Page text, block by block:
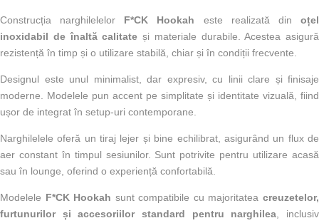
Construcția narghilelelor F*CK Hookah este realizată dinoțel
inoxidabil de înaltă calitate și materiale durabile. Acestea asigură
rezistență în timp și o utilizare stabilă, chiar și în condiții frecvente.
Designul este unul minimalist, dar expresiv, cu linii clare și finisaje
moderne. Modelele pun accent pe simplitate și identitate vizuală, fiind
ușor de integrat în setup-uri contemporane.
Narghilelele oferă un tiraj lejer și bine echilibrat, asigurând un flux de
aer constant în timpul sesiunilor. Sunt potrivite pentru utilizare acasă
sau în lounge, oferind o experiență confortabilă.
Modelele F*CK Hookah sunt compatibile cu majoritateacreuzetelor,
furtunurilor și accesoriilor standard pentru narghilea , inclusiv